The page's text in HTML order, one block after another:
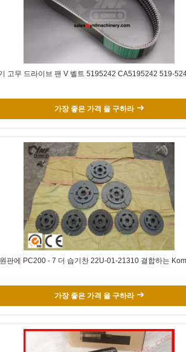
고무 드라이브 팬 V 벨트 5195242 CA5195242 519-
가장 좋은 가격 을 구하라
판에 PC200 - 7 더 습기찬 22U-01-21310 결합하는
가장 좋은 가격 을 구하라